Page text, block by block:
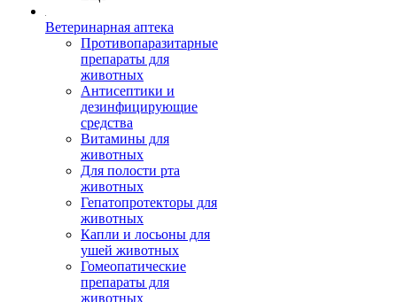
Ветеринарная аптека
Противопаразитарные
препараты для
животных
Антисептики и
дезинфицирующие
средства
Витамины для
животных
Для полости рта
животных
Гепатопротекторы для
животных
Капли и лосьоны для
ушей животных
Гомеопатические
препараты для
животных